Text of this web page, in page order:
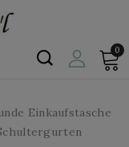
0
Einkaufstasche